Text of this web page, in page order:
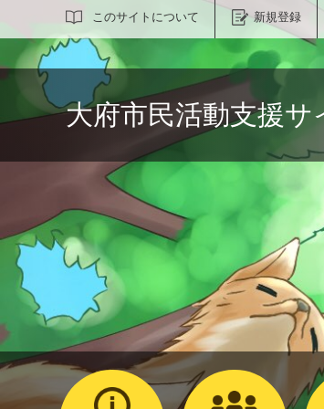
このサイトについて 新規登録
サイト内検索
大府市民活動支援サ